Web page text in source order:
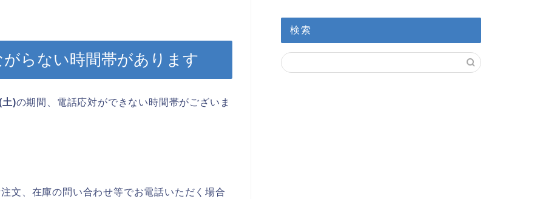
がらない時間帯があります
土)の期間、電話応対ができない時間帯がございま
文、在庫の問い合わせ等でお電話いただく場合
検索